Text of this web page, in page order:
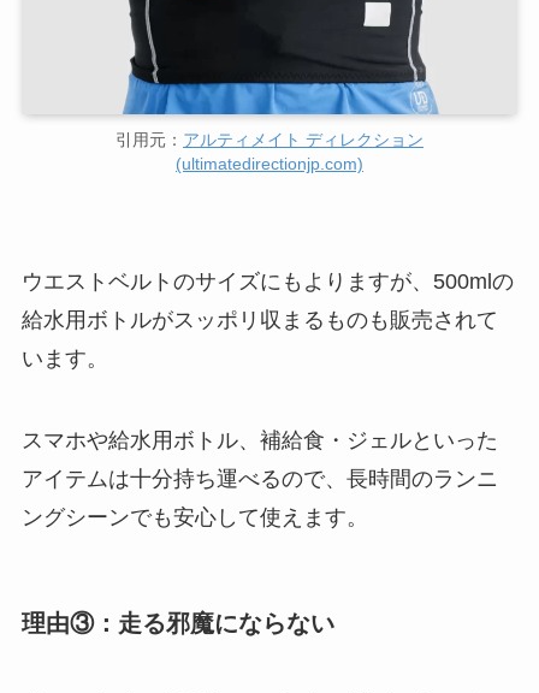
引用元： アルティメイト ディレクション
(ultimatedirectionjp.com)
ウエストベルトのサイズにもよりますが、500mlの
給水用ボトルがスッポリ収まるものも販売されて
います。
スマホや給水用ボトル、補給食・ジェルといった
アイテムは十分持ち運べるので、長時間のランニ
ングシーンでも安心して使えます。
理由③：走る邪魔にならない